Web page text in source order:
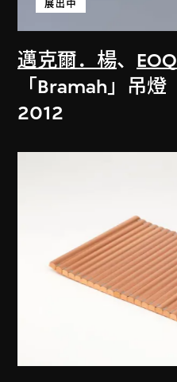
邁克爾．楊、 EOQ
展出中
「Bramah」吊燈
2012